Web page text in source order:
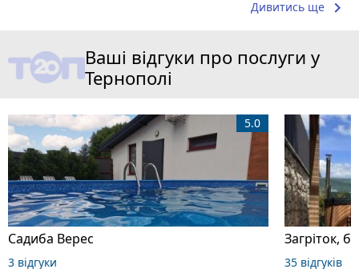
Дивитись ще keyboard_arrow_right
Ваші відгуки про послуги у
Тернополі
Садиба Верес
5.0
3 відгуки
Загріток,
35 відгуків